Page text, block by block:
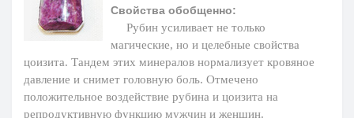
Свойства обобщенно:
Рубин усиливает не только
магические, но и целебные свойства
цоизита. Тандем этих минералов нормализует кровяное
давление и снимет головную боль. Отмечено
положительное воздействие рубина и цоизита на
репродуктивную функцию мужчин и женщин.